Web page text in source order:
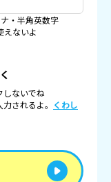
・半角英数字
えないよ
ないでね
されるよ。 くわし